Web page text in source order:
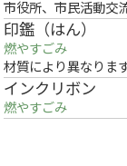
市役所、市民活動交
印鑑（はん）
燃やすごみ
材質により異なります
インクリボン
燃やすごみ